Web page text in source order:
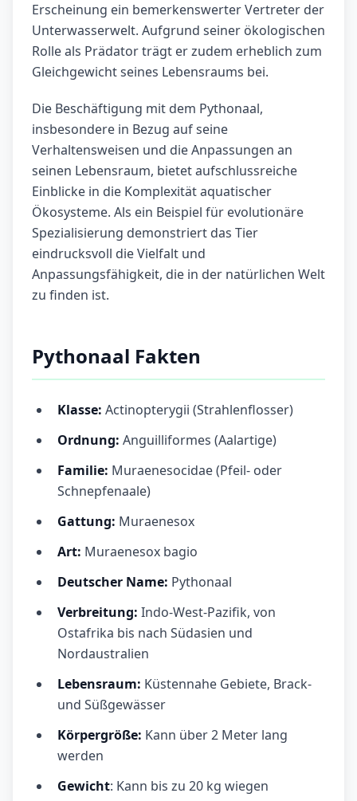
Erscheinung ein bemerkenswerter Vertreter der
Unterwasserwelt. Aufgrund seiner ökologischen
Rolle als Prädator trägt er zudem erheblich zum
Gleichgewicht seines Lebensraums bei.
Die Beschäftigung mit dem Pythonaal,
insbesondere in Bezug auf seine
Verhaltensweisen und die Anpassungen an
seinen Lebensraum, bietet aufschlussreiche
Einblicke in die Komplexität aquatischer
Ökosysteme. Als ein Beispiel für evolutionäre
Spezialisierung demonstriert das Tier
eindrucksvoll die Vielfalt und
Anpassungsfähigkeit, die in der natürlichen Welt
zu finden ist.
Pythonaal Fakten
Klasse: Actinopterygii (Strahlenflosser)
Ordnung: Anguilliformes (Aalartige)
Familie: Muraenesocidae (Pfeil- oder
Schnepfenaale)
Gattung: Muraenesox
Art: Muraenesox bagio
Deutscher Name: Pythonaal
Verbreitung: Indo-West-Pazifik, von
Ostafrika bis nach Südasien und
Nordaustralien
Lebensraum: Küstennahe Gebiete, Brack-
und Süßgewässer
Körpergröße: Kann über 2 Meter lang
werden
Gewicht: Kann bis zu 20 kg wiegen